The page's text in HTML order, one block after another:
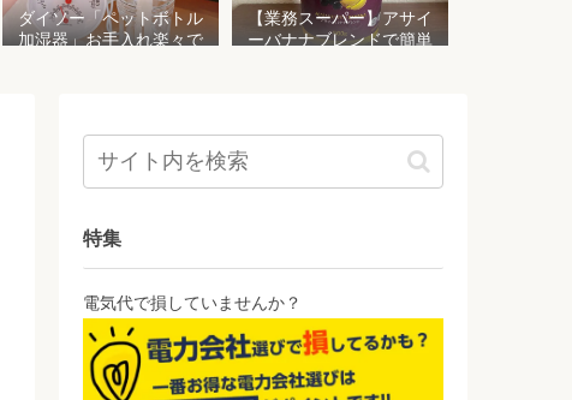
ダイソー「ペットボトル
加湿器」お手入れ楽々で
【業務スーパー】アサイ
ーバナナブレンドで簡単
特集
電気代で損していませんか？